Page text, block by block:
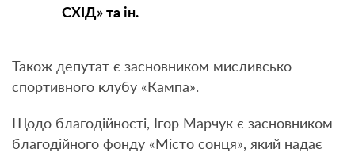
СХІД» та ін.
Також депутат є засновником мисливсько-
спортивного клубу «Кампа».
Щодо благодійності, Ігор Марчук є засновником
благодійного фонду «Місто сонця», який надає